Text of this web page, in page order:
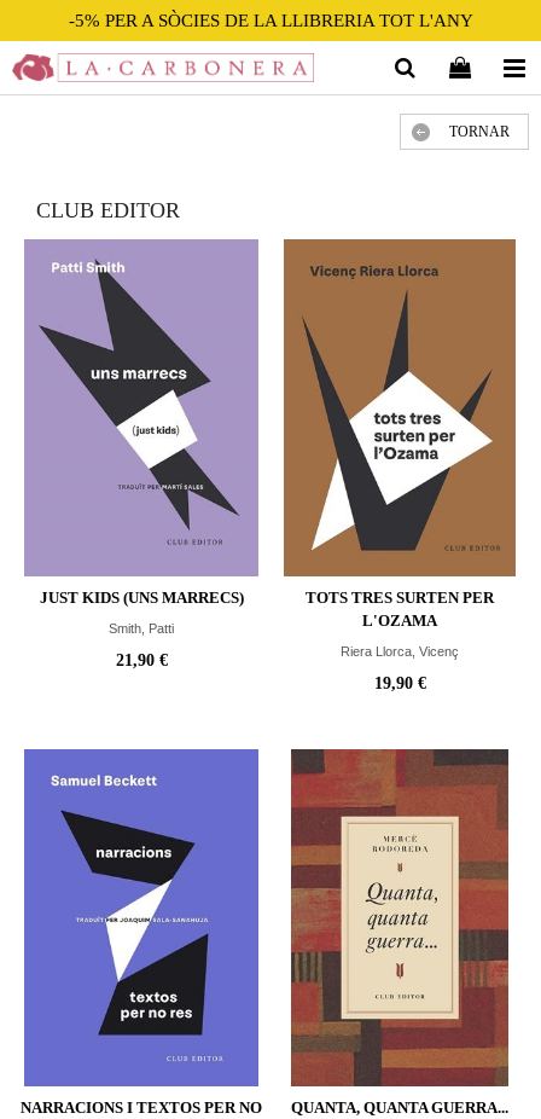
-5% PER A SÒCIES DE LA LLIBRERIA TOT L'ANY
TORNAR
CLUB EDITOR
JUST KIDS (UNS MARRECS)
Smith, Patti
21,90 €
TOTS TRES SURTEN PER
L'OZAMA
Riera Llorca, Vicenç
19,90 €
NARRACIONS I TEXTOS PER NO
QUANTA, QUANTA GUERRA...